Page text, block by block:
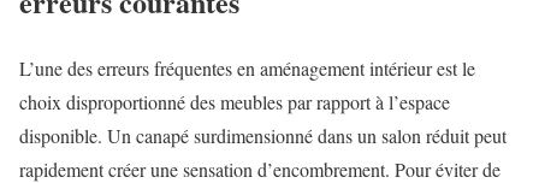
L’une des erreurs fréquentes en aménagement intérieur est le
choix disproportionné des meubles par rapport à l’espace
disponible. Un canapé surdimensionné dans un salon réduit peut
rapidement créer une sensation d’encombrement. Pour éviter de